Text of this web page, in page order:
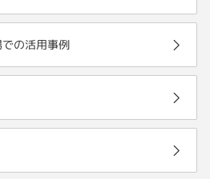
の活用事例